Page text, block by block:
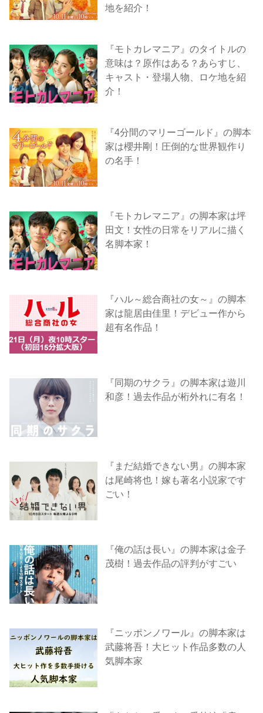
地を紹介！
『モトカレマニア』のタイトルの
意味は？原作はある？あらすじ、
キャスト・登場人物、ロケ地を紹
介！
『4分間のマリーゴールド』の脚本
家は櫻井剛！圧倒的な世界観作り
の名手！
『モトカレマニア』の脚本家は坪
田文！女性の日常をリアルに描く
名脚本家！
『ハル～総合商社の女～』の脚本
家は龍居由佳里！デビュー作から
超有名作品！
『同期のサクラ』の脚本家は遊川
和彦！過去作品が桁外れに有名！
『まだ結婚できない男』の脚本家
は尾崎将也！嫁も著名小説家です
ごい！
『俺の話は長い』の脚本家は金子
茂樹！過去作品の評判がすごい
『ニッポンノワール』の脚本家は
武藤将吾！大ヒット作品多数の人
気脚本家